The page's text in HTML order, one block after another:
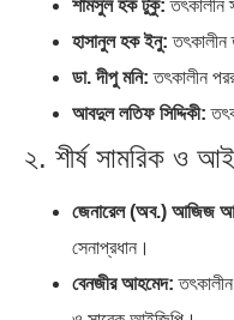
শামসুল হক টুকু: তৎকালীন
হাসানুল হক ইনু: তৎকালীন
ডা. দীপু মনি: তৎকালীন
আবদুল লতিফ সিদ্দিকী:
২. শীর্ষ সামরিক ও
জেনারেল (অব.) আজিজ
সেনাপ্রধান।
বেনজীর আহমেদ: